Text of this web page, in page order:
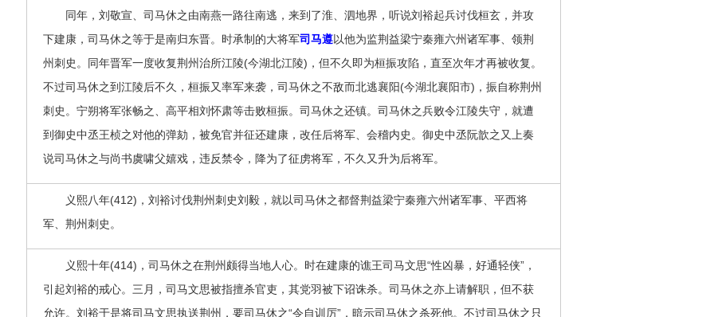
同年，刘敬宣、司马休之由南燕一路往南逃，来到了淮、泗地界，听说刘裕起兵讨伐桓玄，并攻
下建康，司马休之等于是南归东晋。时承制的大将军司马遵以他为监荆益梁宁秦雍六州诸军事、领荆
州刺史。同年晋军一度收复荆州治所江陵(今湖北江陵)，但不久即为桓振攻陷，直至次年才再被收复。
不过司马休之到江陵后不久，桓振又率军来袭，司马休之不敌而北逃襄阳(今湖北襄阳市)，振自称荆州
刺史。宁朔将军张畅之、高平相刘怀肃等击败桓振。司马休之还镇。司马休之兵败令江陵失守，就遭
到御史中丞王桢之对他的弹劾，被免官并征还建康，改任后将军、会稽内史。御史中丞阮歆之又上奏
说司马休之与尚书虞啸父嬉戏，违反禁令，降为了征虏将军，不久又升为后将军。
义熙八年(412)，刘裕讨伐荆州刺史刘毅，就以司马休之都督荆益梁宁秦雍六州诸军事、平西将
军、荆州刺史。
义熙十年(414)，司马休之在荆州颇得当地人心。时在建康的谯王司马文思“性凶暴，好通轻侠”，
引起刘裕的戒心。三月，司马文思被指擅杀官吏，其党羽被下诏诛杀。司马休之亦上请解职，但不获
允许。刘裕于是将司马文思执送荆州，要司马休之“令自训厉”，暗示司马休之杀死他。不过司马休之只